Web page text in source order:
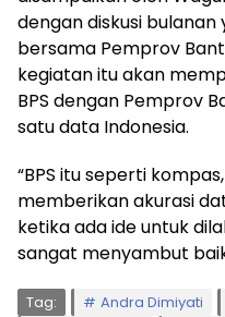
dengan diskusi
bersama Pemprov
kegiatan itu akan
BPS dengan Pemprov
satu data Indonesia.
“BPS itu seperti
memberikan akurasi
ketika ada ide untuk
sangat menyambut
Tag: Andra Dimiyati